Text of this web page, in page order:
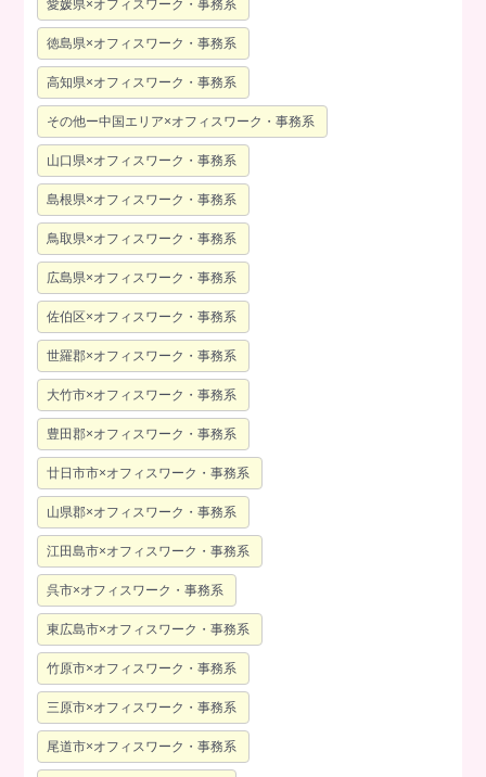
愛媛県×オフィスワーク・事務系
徳島県×オフィスワーク・事務系
高知県×オフィスワーク・事務系
その他ー中国エリア×オフィスワーク・事務系
山口県×オフィスワーク・事務系
島根県×オフィスワーク・事務系
鳥取県×オフィスワーク・事務系
広島県×オフィスワーク・事務系
佐伯区×オフィスワーク・事務系
世羅郡×オフィスワーク・事務系
大竹市×オフィスワーク・事務系
豊田郡×オフィスワーク・事務系
廿日市市×オフィスワーク・事務系
山県郡×オフィスワーク・事務系
江田島市×オフィスワーク・事務系
呉市×オフィスワーク・事務系
東広島市×オフィスワーク・事務系
竹原市×オフィスワーク・事務系
三原市×オフィスワーク・事務系
尾道市×オフィスワーク・事務系